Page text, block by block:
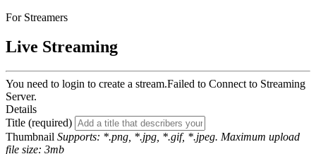
For Streamers
Live Streaming
You need to login to create a stream.Failed to Connect to Streaming
Server.
Details
Title (required)
Thumbnail Supports: *.png, *.jpg, *.gif, *.jpeg. Maximum upload
file size: 3mb